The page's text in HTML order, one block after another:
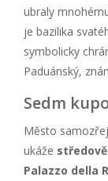
ubraly
je bazilika
symbolicky
Paduánský,
Sedm
Město
ukáže
Palazzo della